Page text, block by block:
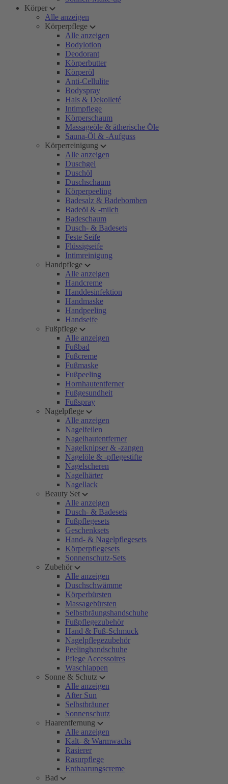
Körper
Alle anzeigen
Körperpflege
Alle anzeigen
Bodylotion
Deodorant
Körperbutter
Körperöl
Anti-Cellulite
Bodyspray
Hals & Dekolleté
Intimpflege
Körperschaum
Massageöle & ätherische Öle
Sauna-Öl & -Aufguss
Körperreinigung
Alle anzeigen
Duschgel
Duschöl
Duschschaum
Körperpeeling
Badesalz & Badebomben
Badeöl & -milch
Badeschaum
Dusch- & Badesets
Feste Seife
Flüssigseife
Intimreinigung
Handpflege
Alle anzeigen
Handcreme
Handdesinfektion
Handmaske
Handpeeling
Handseife
Fußpflege
Alle anzeigen
Fußbad
Fußcreme
Fußmaske
Fußpeeling
Hornhautentferner
Fußgesundheit
Fußspray
Nagelpflege
Alle anzeigen
Nagelfeilen
Nagelhautentferner
Nagelknipser & -zangen
Nagelöle & -pflegestifte
Nagelscheren
Nagelhärter
Nagellack
Beauty Set
Alle anzeigen
Dusch- & Badesets
Fußpflegesets
Geschenksets
Hand- & Nagelpflegesets
Körperpflegesets
Sonnenschutz-Sets
Zubehör
Alle anzeigen
Duschschwämme
Körperbürsten
Massagebürsten
Selbstbräungshandschuhe
Fußpflegezubehör
Hand & Fuß-Schmuck
Nagelpflegezubehör
Peelinghandschuhe
Pflege Accessoires
Waschlappen
Sonne & Schutz
Alle anzeigen
After Sun
Selbstbräuner
Sonnenschutz
Haarentfernung
Alle anzeigen
Kalt- & Warmwachs
Rasierer
Rasurpflege
Enthaarungscreme
Bad